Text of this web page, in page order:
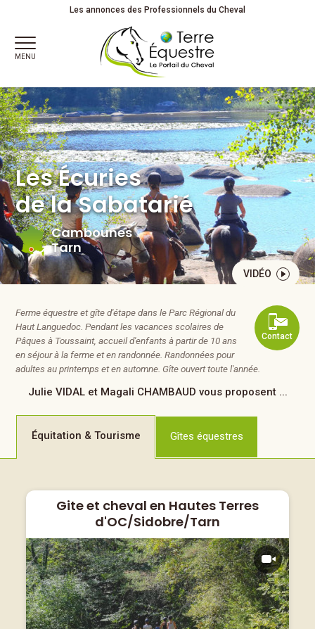
Les Ecuries de la Sabatarié à Cambounes dans le Tarn
Les annonces des Professionnels du Cheval
MENU
Les Écuries
de la Sabatarié
Cambounes
Tarn
VIDÉO
Contact
Ferme équestre et gîte d'étape dans le Parc Régional du
Haut Languedoc. Pendant les vacances scolaires de
Pâques à Toussaint, accueil d'enfants à partir de 10 ans
en séjour à la ferme et en randonnée. Randonnées pour
adultes au printemps et en automne. Gîte ouvert toute l'année.
Julie VIDAL et Magali CHAMBAUD vous proposent ...
Équitation & Tourisme Gîtes équestres
Gite et cheval en Hautes Terres
d'OC/Sidobre/Tarn